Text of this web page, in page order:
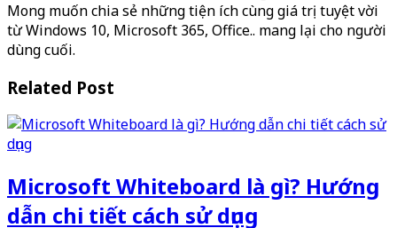
Mong muốn chia sẻ những tiện ích cùng giá trị tuyệt vời
từ Windows 10, Microsoft 365, Office.. mang lại cho người
dùng cuối.
Related Post
Microsoft Whiteboard là gì? Hướng
dẫn chi tiết cách sử dụng